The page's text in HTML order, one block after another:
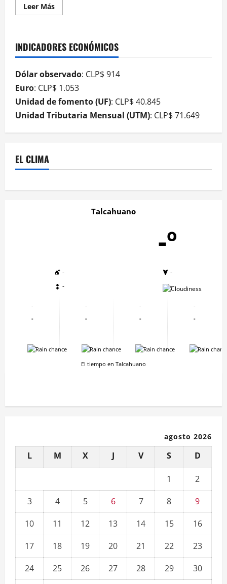
Leer Más
INDICADORES ECONÓMICOS
Dólar observado: CLP$ 914
Euro: CLP$ 1.053
Unidad de fomento (UF): CLP$ 40.845
Unidad Tributaria Mensual (UTM): CLP$ 71.649
EL CLIMA
Talcahuano
-º
-
-
-
-
-
-
-
-
-
-
-
-
-
-
-
-
El tiempo en Talcahuano
agosto 2026
L M X J V S D
1
2
3
4 5 6 7 8
9
10
11 12 13 14 15
16
17
18 19 20 21 22
23
24
25 26 27 28 29
30